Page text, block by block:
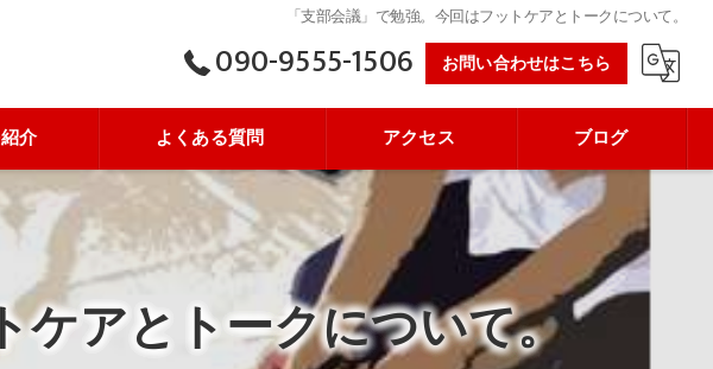
「支部会議」で勉強。今回はフットケアとトークについて。
090-9555-1506 お問い合わせはこちら
介 よくある質問 アクセス ブログ
ケアとトークについて。